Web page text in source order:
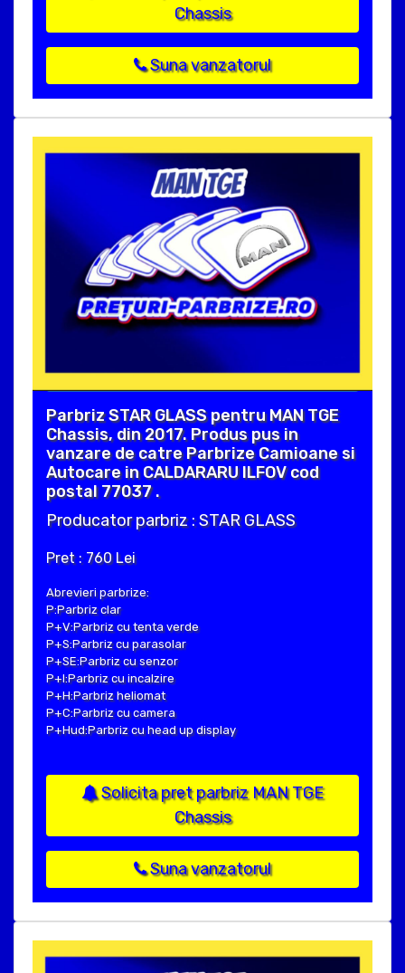
Chassis
Suna vanzatorul
Parbriz STAR GLASS pentru MAN TGE
Chassis, din 2017. Produs pus in
vanzare de catre Parbrize Camioane si
Autocare in CALDARARU ILFOV cod
postal 77037 .
Producator parbriz : STAR GLASS
Pret : 760 Lei
Abrevieri parbrize:
P:Parbriz clar
P+V:Parbriz cu tenta verde
P+S:Parbriz cu parasolar
P+SE:Parbriz cu senzor
P+I:Parbriz cu incalzire
P+H:Parbriz heliomat
P+C:Parbriz cu camera
P+Hud:Parbriz cu head up display
Solicita pret parbriz MAN TGE
Chassis
Suna vanzatorul